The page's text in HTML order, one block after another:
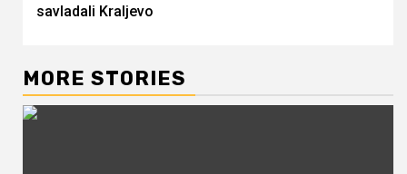
savladali Kraljevo
MORE STORIES